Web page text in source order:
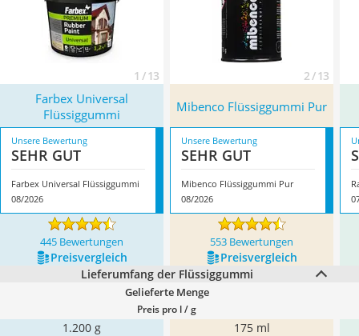
Flüssiggummi* mit seinen Eigenschaften.
1 / 13 2 / 13
Farbex Universal
Flüssiggummi
Mibenco Flüssiggummi Pur
Unsere Bewertung
SEHR GUT
Farbex Universal Flüssiggummi
08/2026
Unsere Bewertung
SEHR GUT
Mibenco Flüssiggummi Pur
08/2026
445 Bewertungen 553 Bewertungen
Preis­vergleich
Preis­vergleich
Lieferumfang der Flüssiggummi
Gelieferte Menge
Preis pro l / g
1.200 g 175 ml